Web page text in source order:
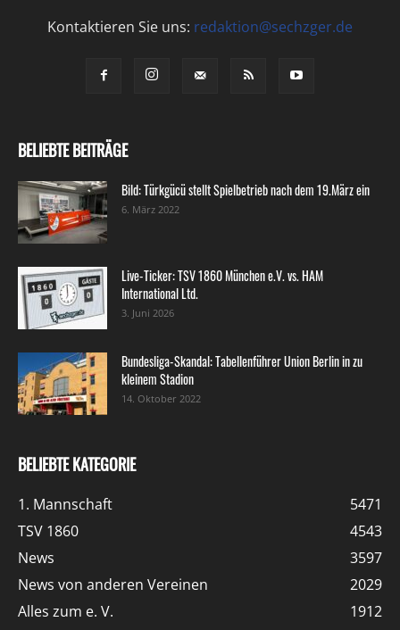
Kontaktieren Sie uns: redaktion@sechzger.de
BELIEBTE BEITRÄGE
Bild: Türkgücü stellt Spielbetrieb nach dem 19.März ein
6. März 2022
Live-Ticker: TSV 1860 München e.V. vs. HAM
International Ltd.
3. Juni 2026
Bundesliga-Skandal: Tabellenführer Union Berlin in zu
kleinem Stadion
14. Oktober 2022
BELIEBTE KATEGORIE
1. Mannschaft
5471
TSV 1860
4543
News
3597
News von anderen Vereinen
2029
Alles zum e. V.
1912